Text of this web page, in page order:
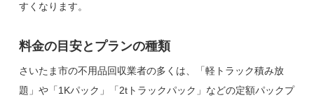
すくなります。
料金の目安とプランの種類
さいたま市の不用品回収業者の多くは、「軽トラック積み放
題」や「1Kパック」「2tトラックパック」などの定額パックプ